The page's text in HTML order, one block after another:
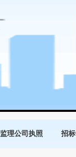
监理公司执照 招